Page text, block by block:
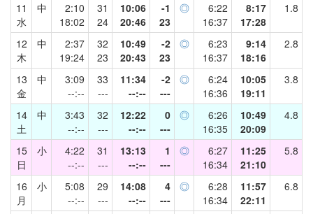
11
水
中
2:10
18:02
31
24
10:06
20:46
-1
23
◎
6:22
16:37
8:17
17:28
1.8
12
木
中
2:37
19:24
32
23
10:49
20:43
-2
23
◎
6:23
16:37
9:14
18:16
2.8
13
金
中
3:09
--:--
33
---
11:34
--:--
-2
---
◎
6:24
16:36
10:05
19:11
3.8
14
土
中
3:43
--:--
32
---
12:22
--:--
0
---
◎
6:26
16:35
10:49
20:09
4.8
15
日
小
4:22
--:--
31
---
13:13
--:--
1
---
◎
6:27
16:34
11:25
21:10
5.8
16
月
小
5:08
--:--
29
---
14:08
--:--
4
---
◎
6:28
16:34
11:57
22:11
6.8